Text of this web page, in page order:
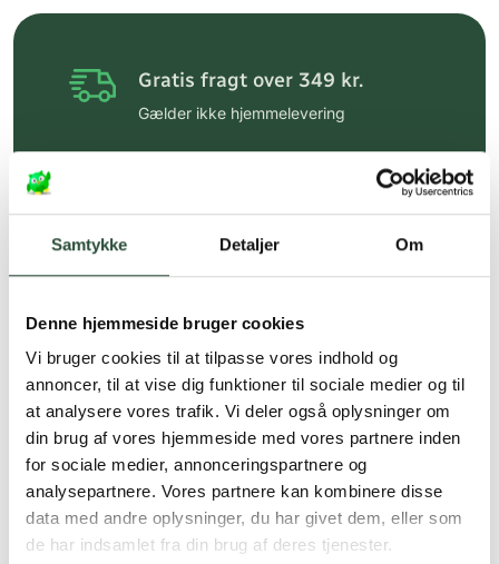
Samtykke Detaljer Om
Denne hjemmeside bruger cookies
Vi bruger cookies til at tilpasse vores indhold og
annoncer, til at vise dig funktioner til sociale medier og til
at analysere vores trafik. Vi deler også oplysninger om
din brug af vores hjemmeside med vores partnere inden
for sociale medier, annonceringspartnere og
analysepartnere. Vores partnere kan kombinere disse
data med andre oplysninger, du har givet dem, eller som
de har indsamlet fra din brug af deres tjenester.
Gratis fragt over 349 kr.
Gælder ikke hjemmelevering
Hurtig levering (30 min. i Kbh)
Faste lave priser*
*Gælder ikke ernæringsprodukter.
Stort udvalg af kendte
produkter
Vi tilbyder et stort udvalg af kendte
cremer, vitaminer og andre spændende
produkter – altid til fast lav pris.